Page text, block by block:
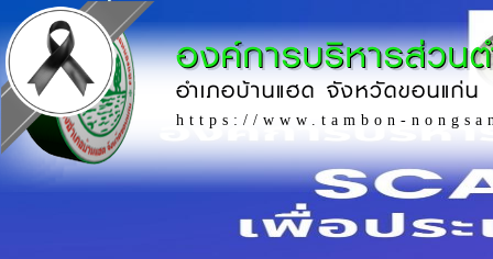
องค์การบริหารส่วน
อำเภอบ้านแฮด จังหวัดขอนแก่น
https://www.tambon-